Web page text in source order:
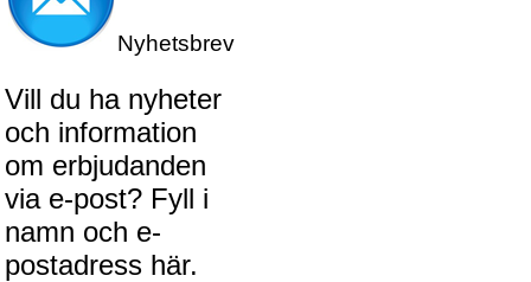
Nyhetsbrev
Vill du ha nyheter
och information
om erbjudanden
via e-post? Fyll i
namn och e-
postadress här.